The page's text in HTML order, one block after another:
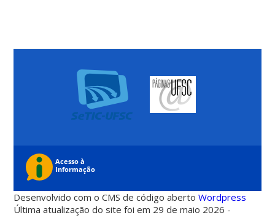
Desenvolvido com o CMS de código abertoWordpress
Última atualização do site foi em 29 de maio 2026 -